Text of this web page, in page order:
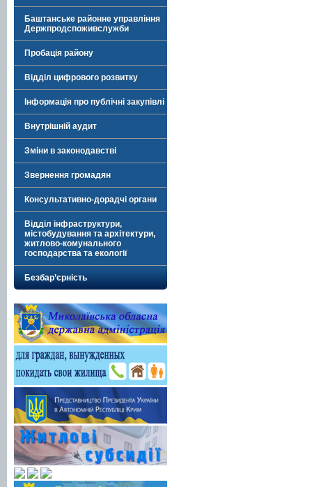
Баштанське районне управління
Держпродспоживслужби
Пробація району
Відділ цифрового розвитку
Інформація про публічні закупівлі
Внутрішній аудит
Зміни в законодавстві
Звернення громадян
Консультативно-дорадчі органи
Відділ інфраструктури,
містобудування та архітектури,
житлово-комунального
господарства та екології
Безбар’єрність